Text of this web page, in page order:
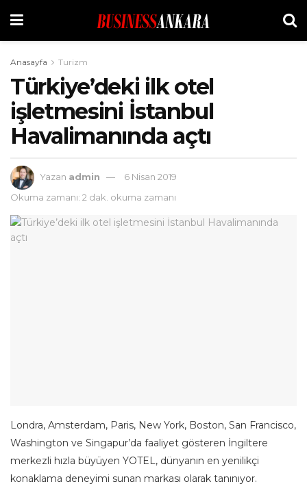
Anasayfa Turizm
Türkiye’deki ilk otel
işletmesini İstanbul
Havalimanında açtı
Yazan admin
6 Nisan 2019
Okuma zamanı: 2 dak. okuma zamanı
Londra, Amsterdam, Paris, New York, Boston, San Francisco,
Washington ve Singapur’da faaliyet gösteren İngiltere
merkezli hızla büyüyen YOTEL, dünyanın en yenilikçi
konaklama deneyimi sunan markası olarak tanınıyor.